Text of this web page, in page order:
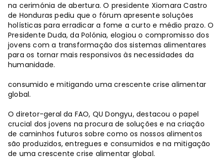
na cerimónia de abertura. O presidente Xiomara Castro
de Honduras pediu que o fórum apresente soluções
holísticas para erradicar a fome a curto e médio prazo. O
Presidente Duda, da Polónia, elogiou o compromisso dos
jovens com a transformação dos sistemas alimentares
para os tornar mais responsivos às necessidades da
humanidade.
consumido e mitigando uma crescente crise alimentar
global.
O diretor-geral da FAO, QU Dongyu, destacou o papel
crucial dos jovens na procura de soluções e na criação
de caminhos futuros sobre como os nossos alimentos
são produzidos, entregues e consumidos e na mitigação
de uma crescente crise alimentar global.